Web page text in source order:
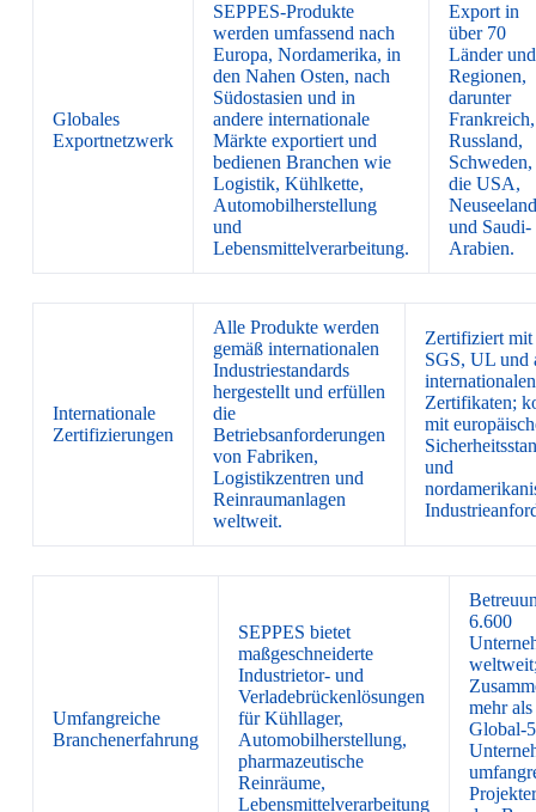
Globales
Exportnetzwerk
SEPPES-Produkte
werden umfassend nach
Europa, Nordamerika, in
den Nahen Osten, nach
Südostasien und in
andere internationale
Märkte exportiert und
bedienen Branchen wie
Logistik, Kühlkette,
Automobilherstellung
und
Lebensmittelverarbeitung.
Export in
über 70
Länder und
Regionen,
darunter
Frankreich,
Russland,
Schweden,
die USA,
Neuseeland
und Saudi-
Arabien.
Internationale
Zertifizierungen
Alle Produkte werden
gemäß internationalen
Industriestandards
hergestellt und erfüllen
die
Betriebsanforderungen
von Fabriken,
Logistikzentren und
Reinraumanlagen
weltweit.
Zertifiziert
SGS, UL und
internationalen
Zertifikaten;
mit
und
Umfangreiche
Branchenerfahrung
SEPPES bietet
maßgeschneiderte
Industrietor- und
Verladebrückenlösungen
für Kühllager,
Automobilherstellung,
pharmazeutische
Reinräume,
Lebensmittelverarbeitung
6.600
mehr
Global-